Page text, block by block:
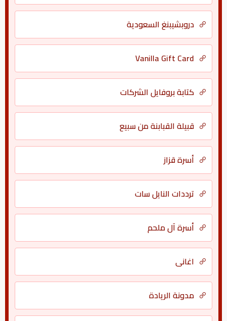
دروبشيبنغ السعودية
Vanilla Gift Card
كتابة بروفايل الشركات
قبيلة القبابنة من سبيع
أسرة قزاز
ترددات النايل سات
أسرة آل ملحم
اغانى
مدونة الريادة